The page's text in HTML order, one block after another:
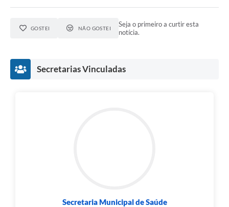
GOSTEI NÃO GOSTEI
Seja o primeiro a curtir esta
notícia.
Secretarias Vinculadas
Secretaria Municipal de Saúde